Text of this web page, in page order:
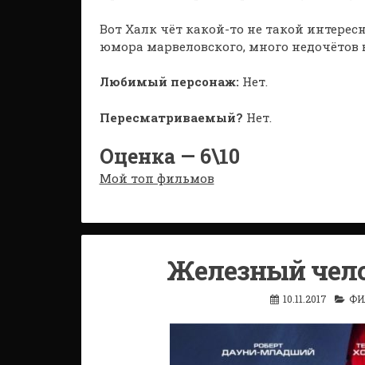
Вот Халк чёт какой-то не такой
юмора марвеловского, много
Любимый персонаж:Нет.
Пересматриваемый? Нет.
Оценка — 6\10
Мой топ фильмов
Железный
10.11.2017